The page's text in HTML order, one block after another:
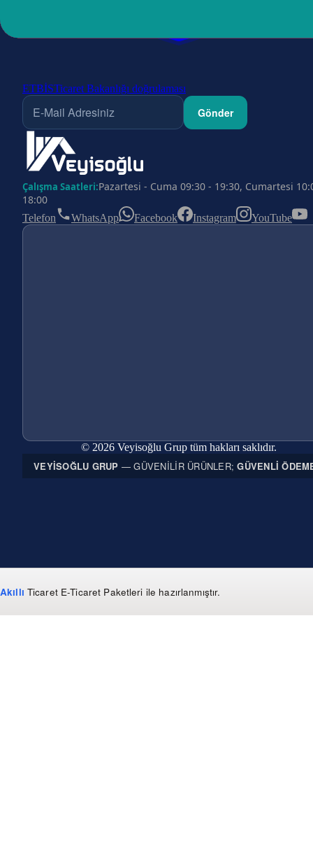
ETBİSTicaret Bakanlığı doğrulaması
Gönder
Çalışma Saatleri:Pazartesi - Cuma 09:30 - 19:30, Cumartesi
18:00
Telefon WhatsApp Facebook Instagram YouTube
© 2026 Veyisoğlu Grup tüm hakları saklıdır.
VEYISOĞLU GRUP — GÜVENILIR ÜRÜNLER;GÜVENLI
Akıllı Ticaret E-Ticaret Paketleri ile hazırlanmıştır.